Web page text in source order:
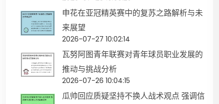
申花在亚冠精英赛中的复苏之路解析与未
来展望
2026-07-27 10:02:14
瓦努阿图青年联赛对青年球员职业发展的
推动与挑战分析
2026-07-26 10:04:15
瓜帅回应质疑坚持不换人战术观点 强调信